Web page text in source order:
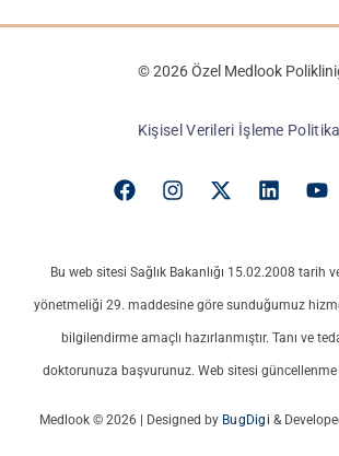
© 2026 Özel Medlook
Kişisel Verileri İşleme
Bu web sitesi Sağlık Bakanlığı 15.02.2008 tarih
yönetmeliği 29. maddesine göre sunduğumuz
bilgilendirme amaçlı hazırlanmıştır. Tanı ve
doktorunuza başvurunuz. Web sitesi
Medlook © 2026 | Designed by BugDigi &